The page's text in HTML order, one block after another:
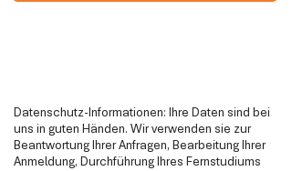
Datenschutz-Informationen: Ihre Daten sind bei
uns in guten Händen. Wir verwenden sie zur
Beantwortung Ihrer Anfragen, Bearbeitung Ihrer
Anmeldung, Durchführung Ihres Fernstudiums